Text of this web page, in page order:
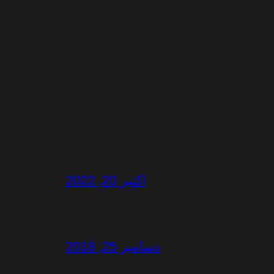
اکتبر 20, 2022
دسامبر 25, 2018